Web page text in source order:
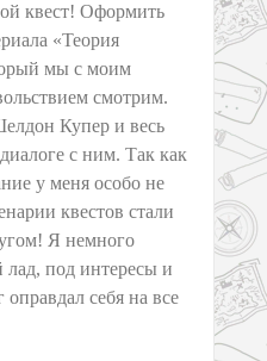
квест! Оформить
«Теория
мы с моим
смотрим.
Купер и весь
с ним. Так как
у меня особо не
квестов стали
Я немного
лад, под интересы и
себя на все